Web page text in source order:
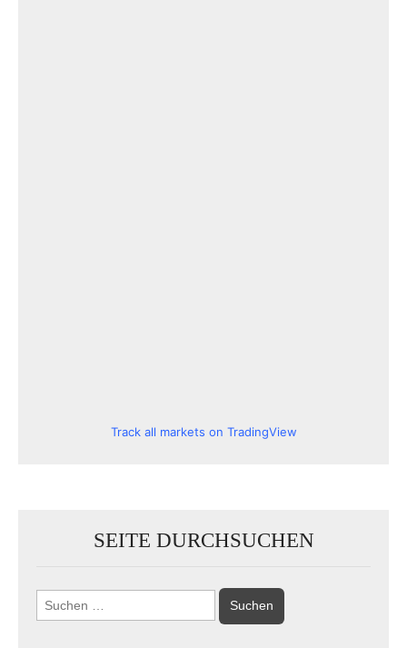
Track all markets on TradingView
SEITE DURCHSUCHEN
Suchen
nach: